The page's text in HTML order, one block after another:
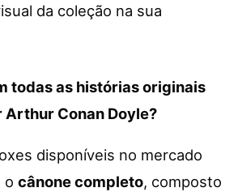
da coleção na sua
todas as histórias originais
Conan Doyle?
disponíveis no mercado
o cânone completo, composto